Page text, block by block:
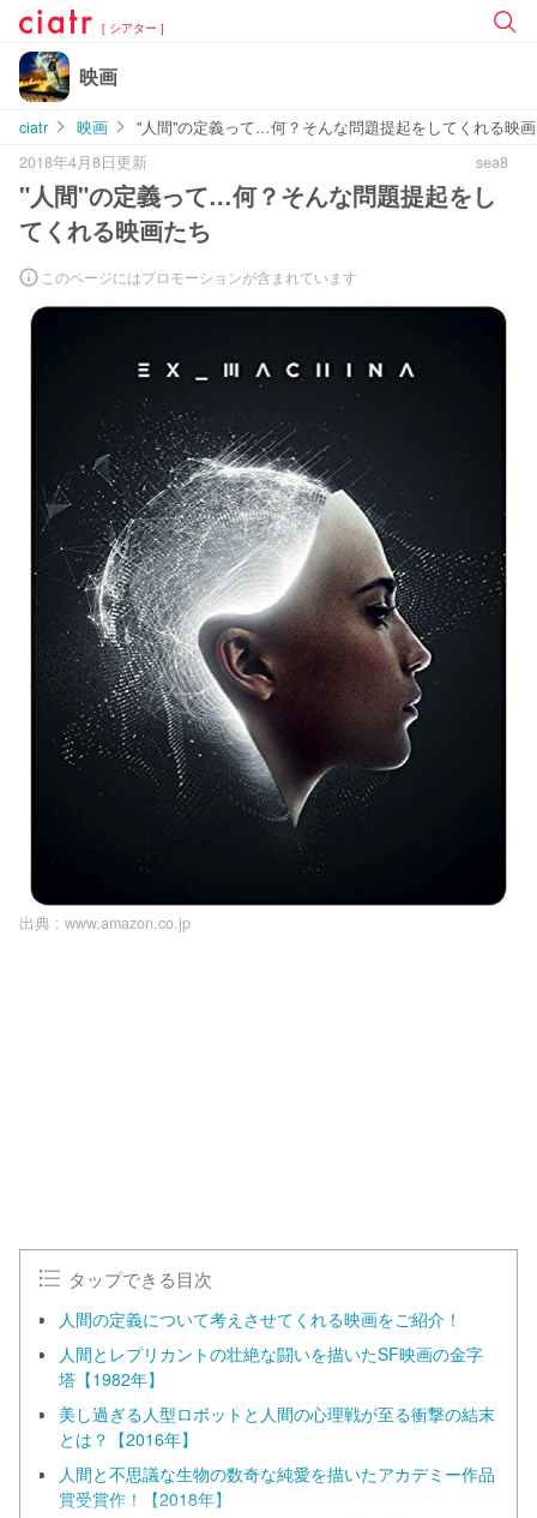
[ シアター ]
映画
ciatr 映画
"人間"の定義って…何？そんな問題提起をしてくれる映
2018年4月8日更新
sea8
"人間"の定義って…何？そんな問題提起をし
てくれる映画たち
このページにはプロモーションが含まれています
出典 : www.amazon.co.jp
タップできる目次
人間の定義について考えさせてくれる映画をご紹介！
人間とレプリカントの壮絶な闘いを描いたSF映画の金字
塔【1982年】
美し過ぎる人型ロボットと人間の心理戦が至る衝撃の結末
とは？【2016年】
人間と不思議な生物の数奇な純愛を描いたアカデミー作品
賞受賞作！【2018年】